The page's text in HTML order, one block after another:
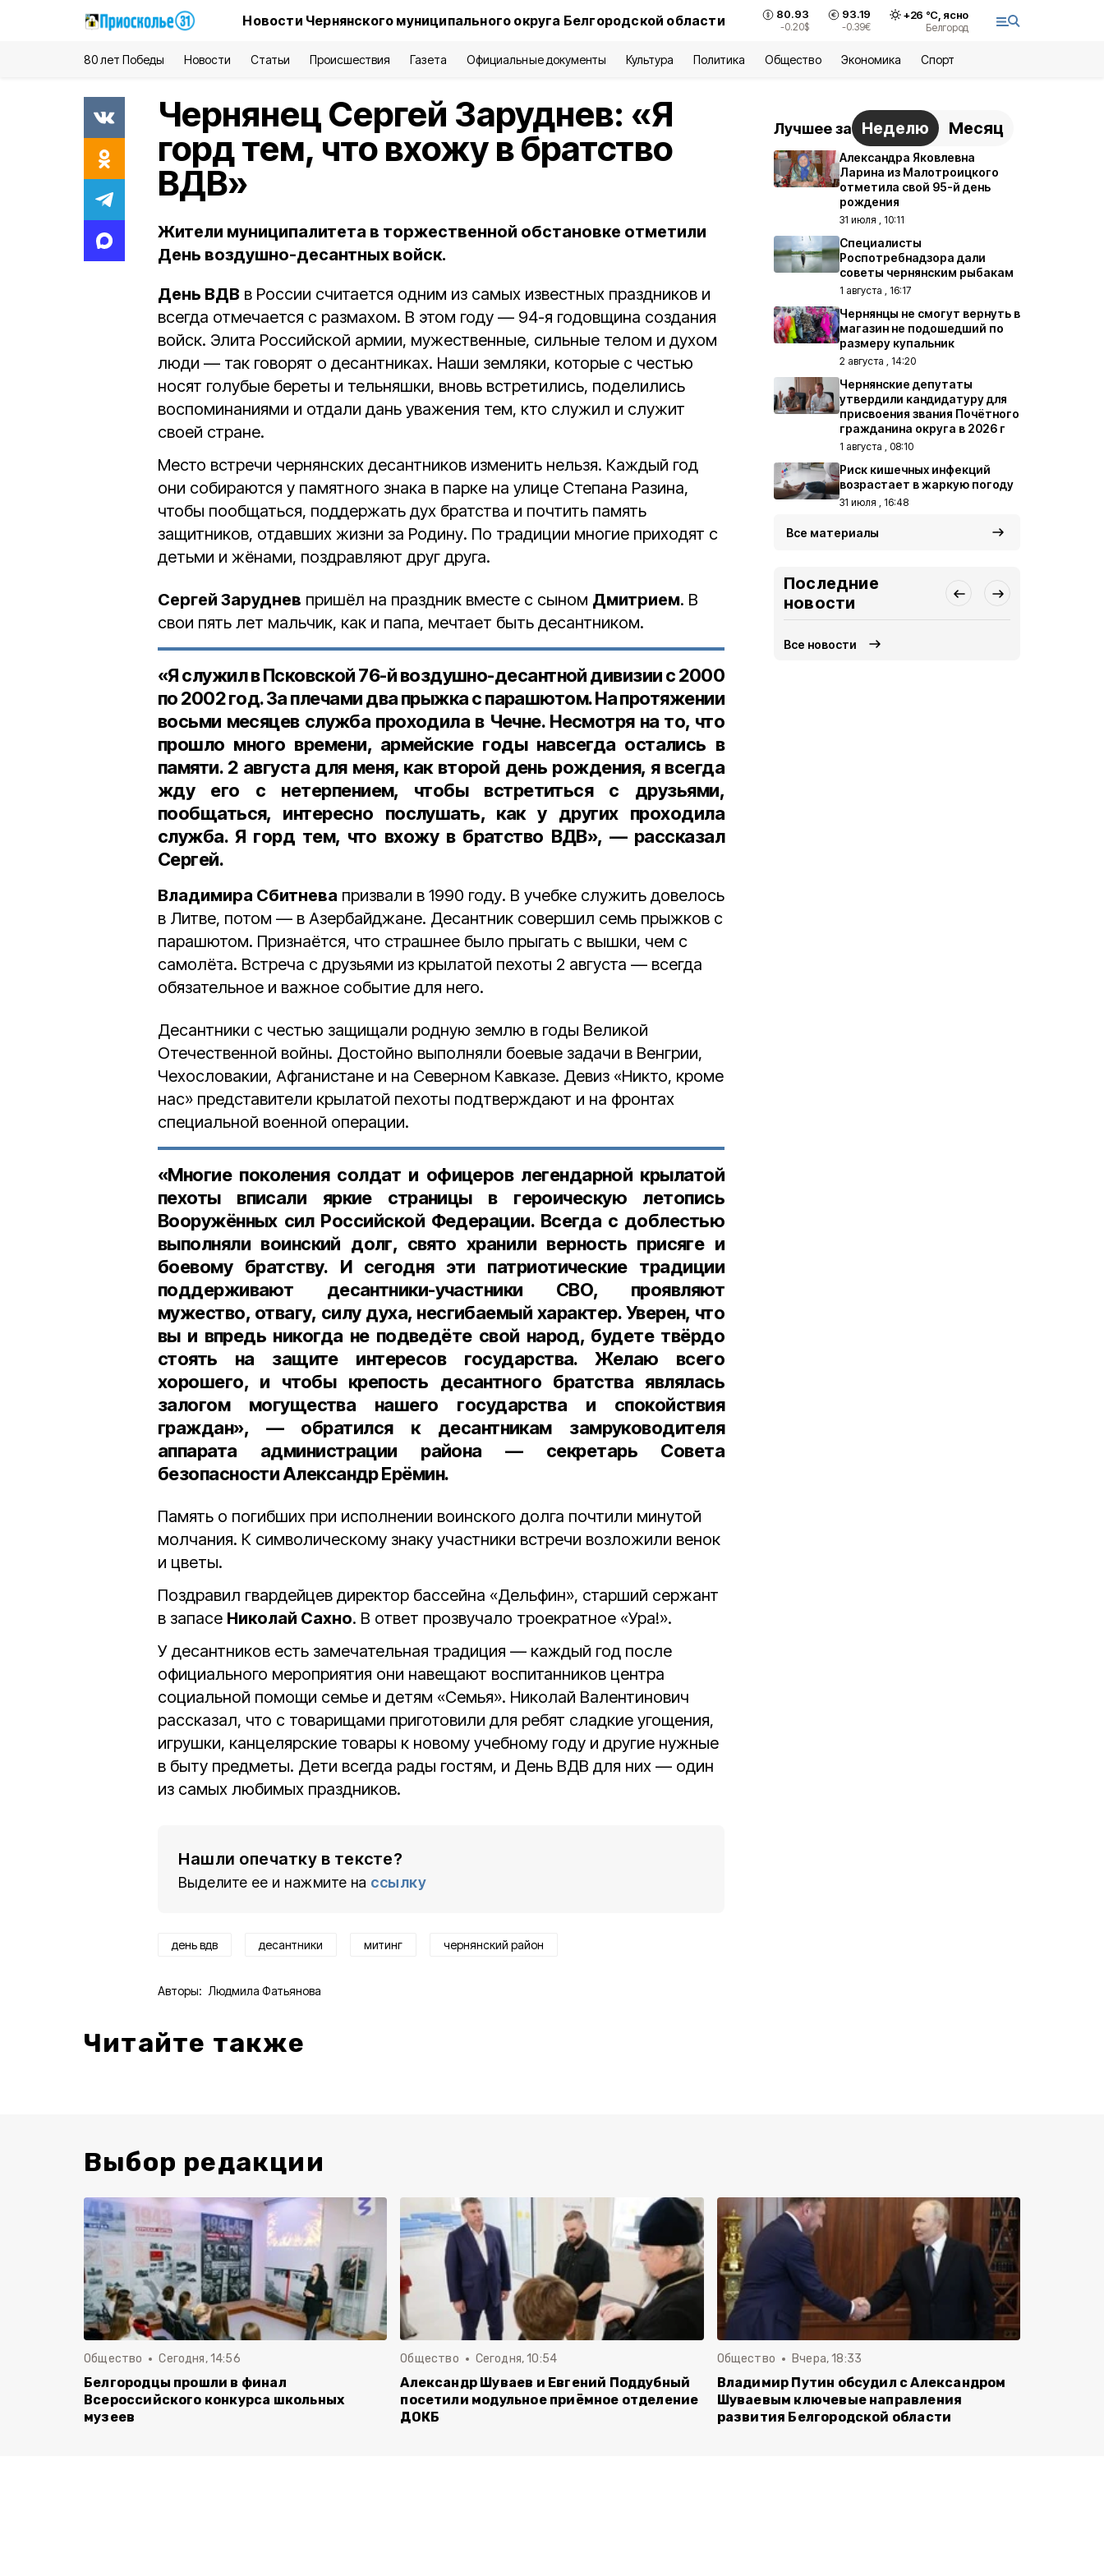
Новости Чернянского муниципального округа Белгородской области 80.93
-0.20$
93.19
-0.39€
+26 °С, ясно
Белгород
80 лет Победы Новости Статьи Происшествия Газета Официальные документы Культура Политика Общество Экономика Спорт
Чернянец Сергей Заруднев: «Я
горд тем, что вхожу в братство
ВДВ»
Жители муниципалитета в торжественной обстановке отметили
День воздушно-десантных войск.
День ВДВ в России считается одним из самых известных праздников и
всегда отмечается с размахом. В этом году — 94-я годовщина создания
войск. Элита Российской армии, мужественные, сильные телом и духом
люди — так говорят о десантниках. Наши земляки, которые с честью
носят голубые береты и тельняшки, вновь встретились, поделились
воспоминаниями и отдали дань уважения тем, кто служил и служит
своей стране.
Место встречи чернянских десантников изменить нельзя. Каждый год
они собираются у памятного знака в парке на улице Степана Разина,
чтобы пообщаться, поддержать дух братства и почтить память
защитников, отдавших жизни за Родину. По традиции многие приходят с
детьми и жёнами, поздравляют друг друга.
Сергей Заруднев пришёл на праздник вместе с сыном Дмитрием. В
свои пять лет мальчик, как и папа, мечтает быть десантником.
«Я служил в Псковской 76-й воздушно-десантной дивизии с 2000
по 2002 год. За плечами два прыжка с парашютом. На протяжении
восьми месяцев служба проходила в Чечне. Несмотря на то, что
прошло много времени, армейские годы навсегда остались в
памяти. 2 августа для меня, как второй день рождения, я всегда
жду его с нетерпением, чтобы встретиться с друзьями,
пообщаться, интересно послушать, как у других проходила
служба. Я горд тем, что вхожу в братство ВДВ», — рассказал
Сергей.
Владимира Сбитнева призвали в 1990 году. В учебке служить довелось
в Литве, потом — в Азербайджане. Десантник совершил семь прыжков с
парашютом. Признаётся, что страшнее было прыгать с вышки, чем с
самолёта. Встреча с друзьями из крылатой пехоты 2 августа — всегда
обязательное и важное событие для него.
Десантники с честью защищали родную землю в годы Великой
Отечественной войны. Достойно выполняли боевые задачи в Венгрии,
Чехословакии, Афганистане и на Северном Кавказе. Девиз «Никто, кроме
нас» представители крылатой пехоты подтверждают и на фронтах
специальной военной операции.
«Многие поколения солдат и офицеров легендарной крылатой
пехоты вписали яркие страницы в героическую летопись
Вооружённых сил Российской Федерации. Всегда с доблестью
выполняли воинский долг, свято хранили верность присяге и
боевому братству. И сегодня эти патриотические традиции
поддерживают десантники-участники СВО, проявляют
мужество, отвагу, силу духа, несгибаемый характер. Уверен, что
вы и впредь никогда не подведёте свой народ, будете твёрдо
стоять на защите интересов государства. Желаю всего
хорошего, и чтобы крепость десантного братства являлась
залогом могущества нашего государства и спокойствия
граждан», — обратился к десантникам замруководителя
аппарата администрации района — секретарь Совета
безопасности Александр Ерёмин.
Память о погибших при исполнении воинского долга почтили минутой
молчания. К символическому знаку участники встречи возложили венок
и цветы.
Поздравил гвардейцев директор бассейна «Дельфин», старший сержант
в запасе Николай Сахно. В ответ прозвучало троекратное «Ура!».
У десантников есть замечательная традиция — каждый год после
официального мероприятия они навещают воспитанников центра
социальной помощи семье и детям «Семья». Николай Валентинович
рассказал, что с товарищами приготовили для ребят сладкие угощения,
игрушки, канцелярские товары к новому учебному году и другие нужные
в быту предметы. Дети всегда рады гостям, и День ВДВ для них — один
из самых любимых праздников.
Нашли опечатку в тексте?
Выделите ее и нажмите на ссылку
день вдв десантники митинг чернянский район
Авторы: Людмила Фатьянова
Читайте также
Лучшее за Неделю Месяц
Александра Яковлевна
Ларина из Малотроицкого
отметила свой 95-й день
рождения
31 июля , 10:11
Специалисты
Роспотребнадзора дали
советы чернянским рыбакам
1 августа , 16:17
Чернянцы не смогут вернуть в
магазин не подошедший по
размеру купальник
2 августа , 14:20
Чернянские депутаты
утвердили кандидатуру для
присвоения звания Почётного
гражданина округа в 2026 г
1 августа , 08:10
Риск кишечных инфекций
возрастает в жаркую погоду
31 июля , 16:48
Все материалы
Последние
новости
Все новости
Выбор редакции
Общество Сегодня, 14:56
Белгородцы прошли в финал
Всероссийского конкурса школьных
музеев
Общество Сегодня, 10:54
Александр Шуваев и Евгений Поддубный
посетили модульное приёмное отделение
ДОКБ
Общество Вчера, 18:33
Владимир Путин обсудил с Александром
Шуваевым ключевые направления
развития Белгородской области